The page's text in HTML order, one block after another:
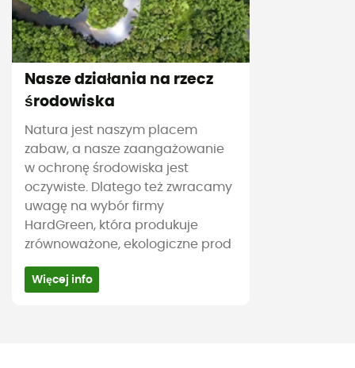
Nasze działania na rzecz
środowiska
Natura jest naszym placem
zabaw, a nasze zaangażowanie
w ochronę środowiska jest
oczywiste. Dlatego też zwracamy
uwagę na wybór firmy
HardGreen, która produkuje
zrównoważone, ekologiczne prod
Więcej info